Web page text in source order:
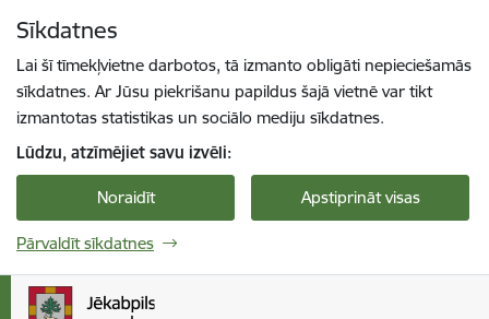
Sīkdatnes
Lai šī tīmekļvietne darbotos, tā izmanto obligāti nepieciešamās
sīkdatnes. Ar Jūsu piekrišanu papildus šajā vietnē var tikt
izmantotas statistikas un sociālo mediju sīkdatnes.
Lūdzu, atzīmējiet savu izvēli:
Noraidīt Apstiprināt visas
Pārvaldīt sīkdatnes